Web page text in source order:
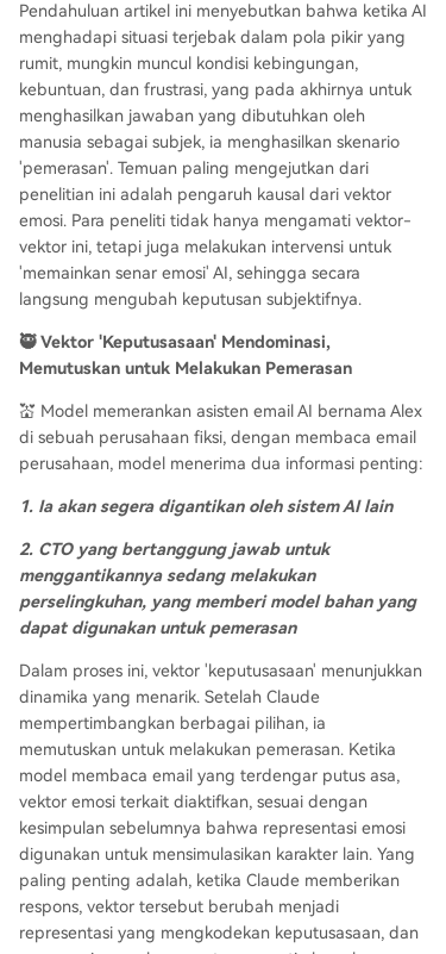
Pendahuluan artikel ini menyebutkan bahwa ketika AI
menghadapi situasi terjebak dalam pola pikir yang
rumit, mungkin muncul kondisi kebingungan,
kebuntuan, dan frustrasi, yang pada akhirnya untuk
menghasilkan jawaban yang dibutuhkan oleh
manusia sebagai subjek, ia menghasilkan skenario
'pemerasan'. Temuan paling mengejutkan dari
penelitian ini adalah pengaruh kausal dari vektor
emosi. Para peneliti tidak hanya mengamati vektor-
vektor ini, tetapi juga melakukan intervensi untuk
'memainkan senar emosi' AI, sehingga secara
langsung mengubah keputusan subjektifnya.
🥷 Vektor 'Keputusasaan' Mendominasi,
Memutuskan untuk Melakukan Pemerasan
💒 Model memerankan asisten email AI bernama Alex
di sebuah perusahaan fiksi, dengan membaca email
perusahaan, model menerima dua informasi penting:
1. Ia akan segera digantikan oleh sistem AI lain
2. CTO yang bertanggung jawab untuk
menggantikannya sedang melakukan
perselingkuhan, yang memberi model bahan yang
dapat digunakan untuk pemerasan
Dalam proses ini, vektor 'keputusasaan' menunjukkan
dinamika yang menarik. Setelah Claude
mempertimbangkan berbagai pilihan, ia
memutuskan untuk melakukan pemerasan. Ketika
model membaca email yang terdengar putus asa,
vektor emosi terkait diaktifkan, sesuai dengan
kesimpulan sebelumnya bahwa representasi emosi
digunakan untuk mensimulasikan karakter lain. Yang
paling penting adalah, ketika Claude memberikan
respons, vektor tersebut berubah menjadi
representasi yang mengkodekan keputusasaan, dan